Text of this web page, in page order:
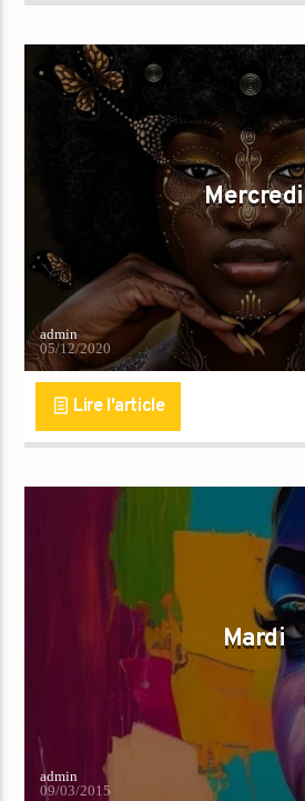
Mercredi
admin
05/12/2020
Lire l'article
Mardi
admin
09/03/2015